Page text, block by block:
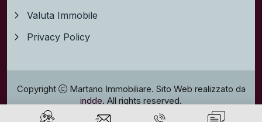
Valuta Immobile
Privacy Policy
Copyright
Martano Immobiliare. Sito Web realizzato da
indde. All rights reserved.
Privacy policy